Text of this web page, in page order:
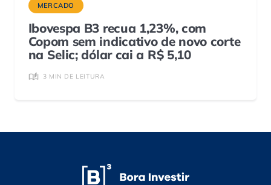
MERCADO
Ibovespa B3 recua 1,23%, com
Copom sem indicativo de novo corte
na Selic; dólar cai a R$ 5,10
3 MIN DE LEITURA